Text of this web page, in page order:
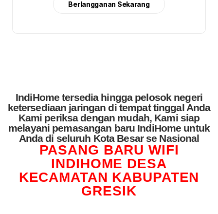
Berlangganan Sekarang
IndiHome tersedia hingga pelosok negeri
ketersediaan jaringan di tempat tinggal Anda
Kami periksa dengan mudah, Kami siap
melayani pemasangan baru IndiHome untuk
Anda di seluruh Kota Besar se Nasional
PASANG BARU WIFI
INDIHOME DESA
KECAMATAN KABUPATEN
GRESIK